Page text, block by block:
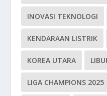
INOVASI TEKNOLOGI
KENDARAAN LISTRIK
KOREA UTARA
LIGA CHAMPIONS 2025